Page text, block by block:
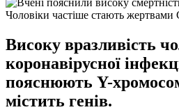
Чоловіки частіше стають
Високу вразливість
коронавірусної
пояснюють Y-
містить генів.